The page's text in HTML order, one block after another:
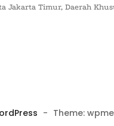
Jakarta Timur, Daerah
- Theme: